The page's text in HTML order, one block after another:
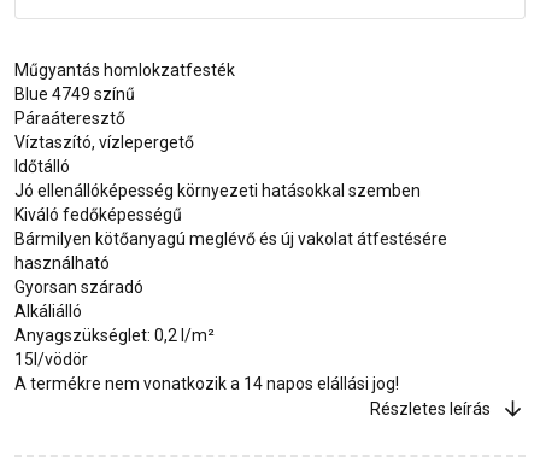
Műgyantás homlokzatfesték
Blue 4749 színű
Páraáteresztő
Víztaszító, vízlepergető
Időtálló
Jó ellenállóképesség környezeti hatásokkal szemben
Kiváló fedőképességű
Bármilyen kötőanyagú meglévő és új vakolat átfestésére
használható
Gyorsan száradó
Alkáliálló
Anyagszükséglet: 0,2 l/m²
15l/vödör
A termékre nem vonatkozik a 14 napos elállási jog!
Részletes leírás